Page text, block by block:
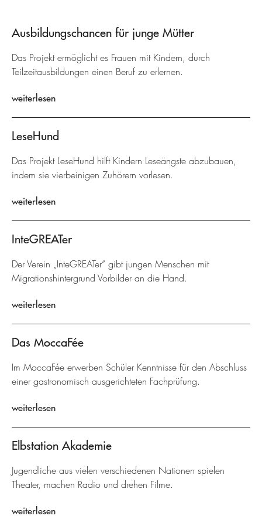
Ausbildungschancen für junge Mütter
Das Projekt ermöglicht es Frauen mit Kindern, durch
Teilzeitausbildungen einen Beruf zu erlernen.
weiterlesen
LeseHund
Das Projekt LeseHund hilft Kindern Leseängste abzubauen,
indem sie vierbeinigen Zuhörern vorlesen.
weiterlesen
InteGREATer
Der Verein „InteGREATer“ gibt jungen Menschen mit
Migrationshintergrund Vorbilder an die Hand.
weiterlesen
Das MoccaFée
Im MoccaFée erwerben Schüler Kenntnisse für den Abschluss
einer gastronomisch ausgerichteten Fachprüfung.
weiterlesen
Elbstation Akademie
Jugendliche aus vielen verschiedenen Nationen spielen
Theater, machen Radio und drehen Filme.
weiterlesen